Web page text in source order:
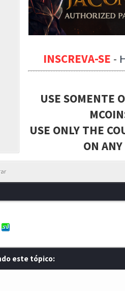
INSCREVA-SE -
USE SOMENTE
USE ONLY THE
ON
este tópico: